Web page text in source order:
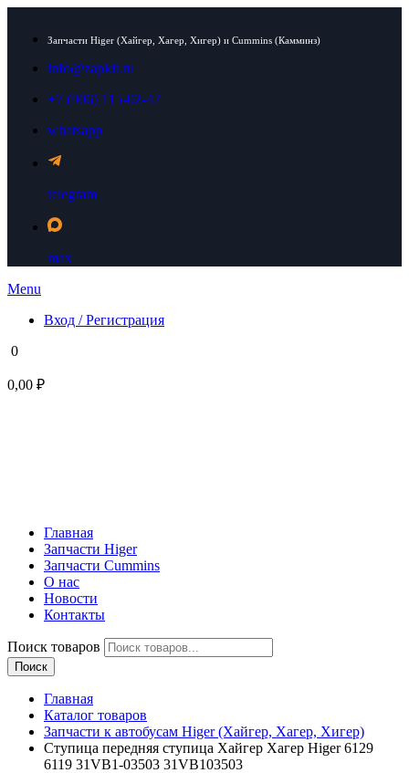
Запчасти Higer (Хайгер, Хагер, Хигер) и Cummins (Камминз)
info@zapkit.ru
+7 (906) 115-02-47
whatsapp
telegram
max
Menu
Вход / Регистрация
0
0,00 ₽
Главная
Запчасти Higer
Запчасти Cummins
О нас
Новости
Контакты
Поиск товаров
Поиск
Главная
Каталог товаров
Запчасти к автобусам Higer (Хайгер, Хагер, Хигер)
Ступица передняя ступица Хайгер Хагер Higer 6129
6119 31VB1-03503 31VB103503